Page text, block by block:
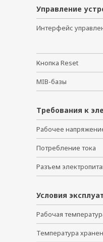
Управление
Интерфейс
Кнопка Reset
MIB-базы
Требования к
Рабочее
Потребление тока
Разъем
Условия
Рабочая
Температура